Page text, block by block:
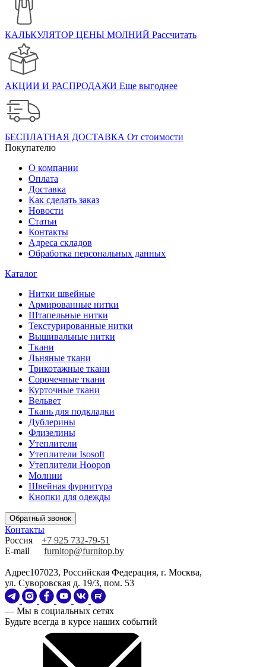
КАЛЬКУЛЯТОР ЦЕНЫ МОЛНИЙ Расcчитать
АКЦИИ И РАСПРОДАЖИ Еще выгоднее
БЕСПЛАТНАЯ ДОСТАВКА От стоимости
Покупателю
О компании
Оплата
Доставка
Как сделать заказ
Новости
Статьи
Контакты
Адреса складов
Обработка персональных данных
Каталог
Нитки швейные
Армированные нитки
Штапельные нитки
Текстурированные нитки
Вышивальные нитки
Ткани
Льняные ткани
Трикотажные ткани
Сорочечные ткани
Курточные ткани
Вельвет
Ткань для подкладки
Дублерины
Флизелины
Утеплители
Утеплители Isosoft
Утеплители Hoopon
Молнии
Швейная фурнитура
Кнопки для одежды
Обратный звонок
Контакты
Россия
+7 925 732-79-51
E-mail
furnitop@furnitop.by
Адрес107023, Российская Федерация, г. Москва,
ул. Суворовская д. 19/3, пом. 53
— Мы в социальных сетях
Будьте всегда в курсе наших событий